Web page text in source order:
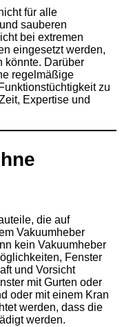
für alle
sauberen
bei extremen
eingesetzt werden,
könnte. Darüber
regelmäßige
zu
Expertise und
die auf
Vakuumheber
kein Vakuumheber
Fenster
und Vorsicht
mit Gurten oder
oder mit einem Kran
werden, dass die
werden.